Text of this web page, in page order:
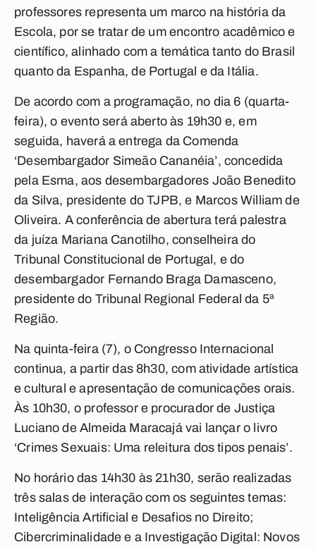
professores representa um marco na história da
Escola, por se tratar de um encontro acadêmico e
científico, alinhado com a temática tanto do Brasil
quanto da Espanha, de Portugal e da Itália.
De acordo com a programação, no dia 6 (quarta-
feira), o evento será aberto às 19h30 e, em
seguida, haverá a entrega da Comenda
‘Desembargador Simeão Cananéia’, concedida
pela Esma, aos desembargadores João Benedito
da Silva, presidente do TJPB, e Marcos William de
Oliveira. A conferência de abertura terá palestra
da juíza Mariana Canotilho, conselheira do
Tribunal Constitucional de Portugal, e do
desembargador Fernando Braga Damasceno,
presidente do Tribunal Regional Federal da 5ª
Região.
Na quinta-feira (7), o Congresso Internacional
continua, a partir das 8h30, com atividade artística
e cultural e apresentação de comunicações orais.
Às 10h30, o professor e procurador de Justiça
Luciano de Almeida Maracajá vai lançar o livro
‘Crimes Sexuais: Uma releitura dos tipos penais’.
No horário das 14h30 às 21h30, serão realizadas
três salas de interação com os seguintes temas:
Inteligência Artificial e Desafios no Direito;
Cibercriminalidade e a Investigação Digital: Novos